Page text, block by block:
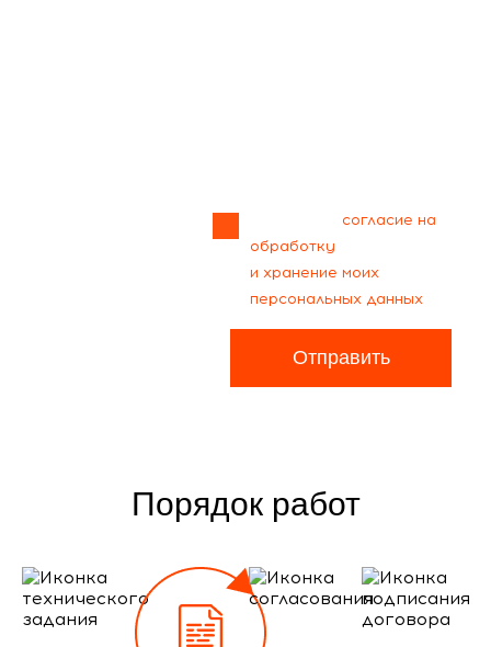
согласие на
обработку
и хранение моих
персональных данных
Отправить
Порядок работ